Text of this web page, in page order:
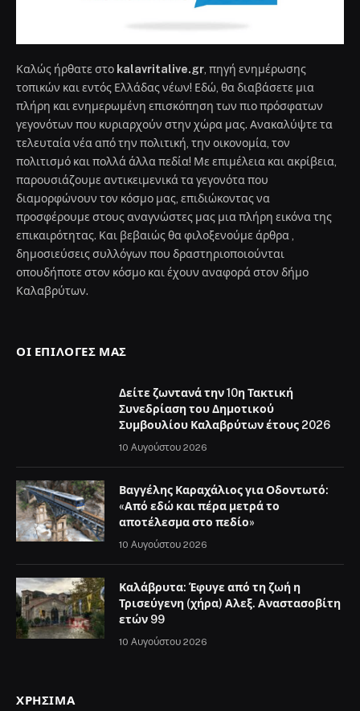
Καλώς ήρθατε στο kalavritalive.gr, πηγή ενημέρωσης
τοπικών και εντός Ελλάδας νέων! Εδώ, θα διαβάσετε μια
πλήρη και ενημερωμένη επισκόπηση των πιο πρόσφατων
γεγονότων που κυριαρχούν στην χώρα μας. Ανακαλύψτε τα
τελευταία νέα από την πολιτική, την οικονομία, τον
πολιτισμό και πολλά άλλα πεδία! Με επιμέλεια και ακρίβεια,
παρουσιάζουμε αντικειμενικά τα γεγονότα που
διαμορφώνουν τον κόσμο μας, επιδιώκοντας να
προσφέρουμε στους αναγνώστες μας μια πλήρη εικόνα της
επικαιρότητας. Και βεβαιώς θα φιλοξενούμε άρθρα ,
δημοσιεύσεις συλλόγων που δραστηριοποιούνται
οπουδήποτε στον κόσμο και έχουν αναφορά στον δήμο
Καλαβρύτων.
ΟΙ ΕΠΙΛΟΓΈΣ ΜΑΣ
Δείτε ζωντανά την 10η Τακτική
Συνεδρίαση του Δημοτικού
Συμβουλίου Καλαβρύτων έτους 2026
10 Αυγούστου 2026
Βαγγέλης Καραχάλιος για Οδοντωτό:
«Από εδώ και πέρα μετρά το
αποτέλεσμα στο πεδίο»
10 Αυγούστου 2026
Καλάβρυτα: Έφυγε από τη ζωή η
Τρισεύγενη (χήρα) Αλεξ. Αναστασοβίτη
ετών 99
10 Αυγούστου 2026
ΧΡΉΣΙΜΑ